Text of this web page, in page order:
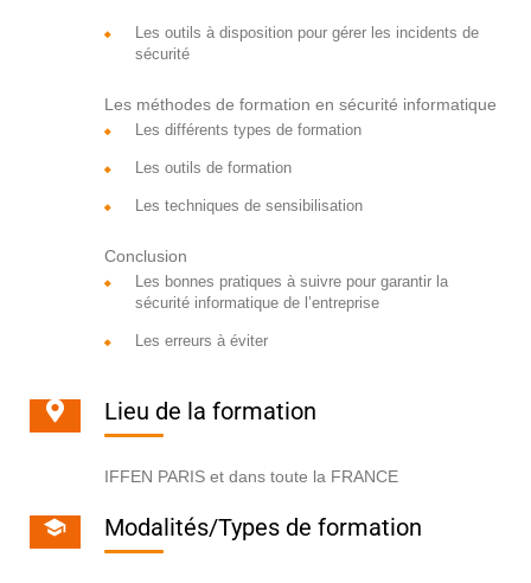
Les outils à disposition pour gérer les incidents de
sécurité
Les méthodes de formation en sécurité informatique
Les différents types de formation
Les outils de formation
Les techniques de sensibilisation
Conclusion
Les bonnes pratiques à suivre pour garantir la
sécurité informatique de l’entreprise
Les erreurs à éviter
Lieu de la formation
IFFEN PARIS et dans toute la FRANCE
Modalités/Types de formation